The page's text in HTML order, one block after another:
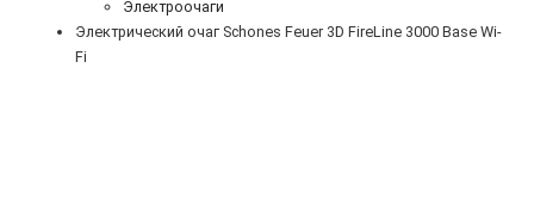
Электроочаги
Электрический очаг Schones Feuer 3D FireLine 3000 Base Wi-
Fi